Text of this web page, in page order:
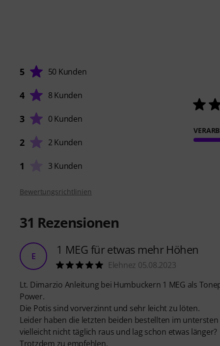
5 50 Kunden
4 8 Kunden
3 0 Kunden
2 2 Kunden
1 3 Kunden
Bewertungsrichtlinien
31 Rezensionen
E 1 MEG für etwas mehr Höhen
Elehnez 05.08.2023
Lt. Dimarzio Anleitung bei Humbuckern 1 MEG als
Power.
Die Potis sind vorverzinnt und sehr leicht zu löten.
Leider haben die letzten beiden bestellten im
vielleicht nicht täglich raus und lag schon etwas länger?
Trotzdem zu empfehlen.